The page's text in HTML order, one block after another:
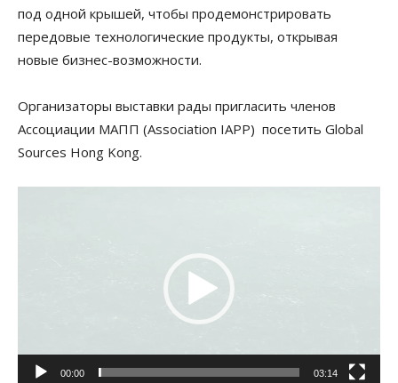
под одной крышей, чтобы продемонстрировать
передовые технологические продукты, открывая
новые бизнес-возможности.
Организаторы выставки рады пригласить членов
Ассоциации МАПП (Association IAPP) посетить Global
Sources Hong Kong.
00:00 03:14